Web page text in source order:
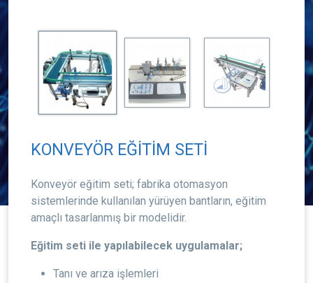
KONVEYÖR EĞİTİM SETİ
Konveyör eğitim seti; fabrika otomasyon
sistemlerinde kullanılan yürüyen bantların, eğitim
amaçlı tasarlanmış bir modelidir.
Eğitim seti ile yapılabilecek uygulamalar;
Tanı ve arıza işlemleri